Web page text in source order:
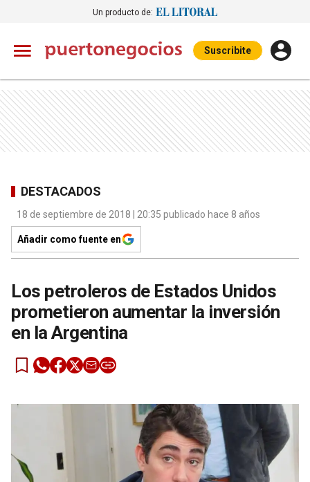
Un producto de:
Suscribite
DESTACADOS
18 de septiembre de 2018 | 20:35 publicado hace 8 años
Añadir como fuente en
Los petroleros de Estados Unidos
prometieron aumentar la inversión
en la Argentina